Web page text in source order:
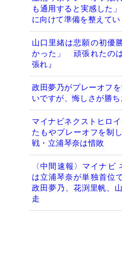
も通用すると実感した
に向けて準備を整えてい
山口里緒は悲願の初優
かった」 頑張れたの
張れ』
政田夢乃がプレーオフ
いですが、悔しさが勝ち
マイナビネクストヒロ
たもやプレーオフを制
戦・立浦琴奈は惜敗
〈中間速報〉マイナビ
は立浦琴奈が単独首位
政田夢乃、花渕里帆、
走